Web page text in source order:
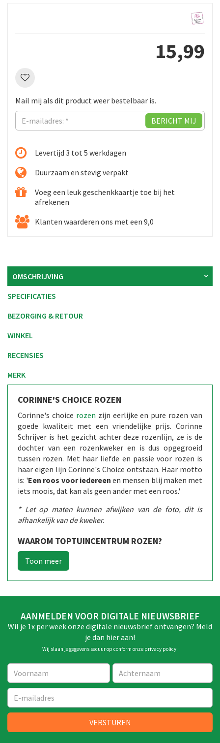
15,99
Mail mij als dit product weer bestelbaar is.
Levertijd 3 tot 5 werkdagen
Duurzaam en stevig verpakt
Voeg een leuk geschenkkaartje toe bij het
afrekenen
Klanten waarderen ons met een 9,0
OMSCHRIJVING
SPECIFICATIES
BEZORGING & RETOUR
WINKEL
RECENSIES
MERK
CORINNE'S CHOICE ROZEN
Corinne's choice rozen zijn eerlijke en pure rozen van
goede kwaliteit met een vriendelijke prijs. Corinne
Schrijver is het gezicht achter deze rozenlijn, ze is de
dochter van een rozenkweker en is dus opgegroeid
tussen rozen. Met haar liefde en passie voor rozen is
haar eigen lijn Corinne's Choice ontstaan. Haar motto
is: 'Een roos voor iedereenen mensen blij maken met
iets moois, dat kan als geen ander met een roos.'
* Let op maten kunnen afwijken van de foto, dit is
afhankelijk van de kweker.
WAAROM TOPTUINCENTRUM ROZEN?
AANMELDEN VOOR DIGITALE NIEUWSBRIEF
Wil je 1x per week onze digitale nieuwsbrief ontvangen? Meld
je dan hier aan!
Wij slaan je gegevens secuur op conform onze privacy policy.